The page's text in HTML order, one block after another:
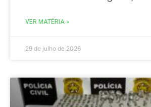
VER MATÉRIA »
29 de julho de 2026